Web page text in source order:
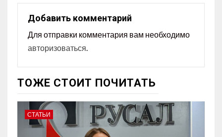
Добавить комментарий
Для отправки комментария вам необходимо
авторизоваться
ТОЖЕ СТОИТ ПОЧИТАТЬ
СТАТЬИ